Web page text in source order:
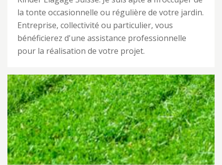
la tonte occasionnelle ou régulière de votre jardin.
Entreprise, collectivité ou particulier, vous
bénéficierez d'une assistance professionnelle
pour la réalisation de votre projet.